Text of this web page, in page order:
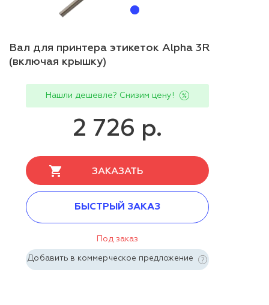
Вал для принтера этикеток Alpha 3R
(включая крышку)
Нашли дешевле? Снизим цену!
2 726 р.
ЗАКАЗАТЬ
БЫСТРЫЙ ЗАКАЗ
Под заказ
Добавить в коммерческое предложение